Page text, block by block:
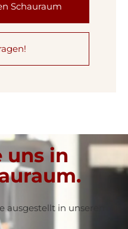
Schauraum
uns in
ausgestellt in unserem